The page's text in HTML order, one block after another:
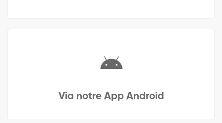
Via notre App Android